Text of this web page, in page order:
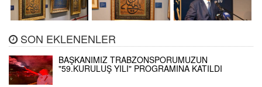
SON EKLENENLER
BAŞKANIMIZ TRABZONSPORUMUZUN
"59.KURULUŞ YILI" PROGRAMINA KATILDI